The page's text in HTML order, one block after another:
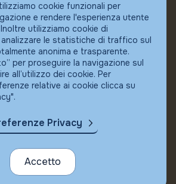
cookie funzionali per
e rendere l'esperienza utente
utilizziamo cookie di
le statistiche di traffico sul
anonima e trasparente.
per proseguire la navigazione sul
all’utilizzo dei cookie. Per
relative ai cookie clicca su
Privacy
Accetto